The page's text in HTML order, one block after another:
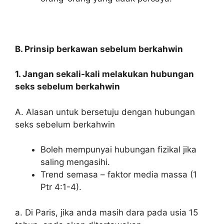
B. Prinsip berkawan sebelum berkahwin
1. Jangan sekali-kali melakukan hubungan
seks sebelum berkahwin
A. Alasan untuk bersetuju dengan hubungan
seks sebelum berkahwin
Boleh mempunyai hubungan fizikal jika
saling mengasihi.
Trend semasa – faktor media massa (1
Ptr 4:1-4).
a. Di Paris, jika anda masih dara pada usia 15